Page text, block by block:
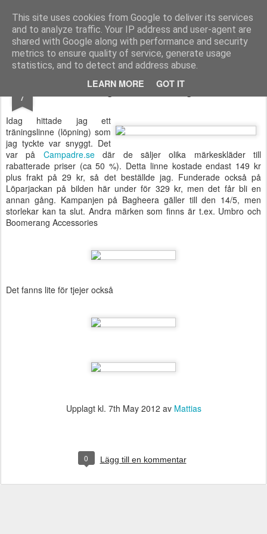
This site uses cookies from Google to deliver its services
and to analyze traffic. Your IP address and user-agent are
shared with Google along with performance and security
metrics to ensure quality of service, generate usage
statistics, and to detect and address abuse.
LEARN MORE GOT IT
Functional Fitness by Mattias - Träningsinspiration & träningsfilmer
Pages
7 Träningslinne från Bagheera
Idag hittade jag ett
träningslinne (löpning) som
jag tyckte var snyggt. Det
var på Campadre.sedär de säljer olika märkeskläder till
rabatterade priser (ca 50 %). Detta linne kostade endast 149 kr
plus frakt på 29 kr, så det beställde jag. Funderade också på
Löparjackan på bilden här under för 329 kr, men det får bli en
annan gång. Kampanjen på Bagheera gäller till den 14/5, men
storlekar kan ta slut. Andra märken som finns är t.ex. Umbro och
Boomerang Accessories
Det fanns lite för tjejer också
Upplagt kl. 7th May 2012 av Mattias
0 Lägg till en kommentar